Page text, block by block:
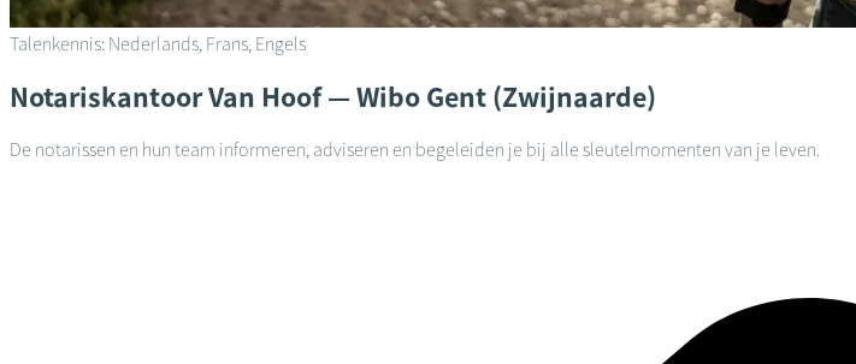
Talenkennis: Nederlands, Frans, Engels
NotariskantoorVan Hoof — Wibo Gent (Zwijnaarde)
De notarissen en hun team informeren, adviseren en begeleiden je bij alle sleutelmomenten van je leven.